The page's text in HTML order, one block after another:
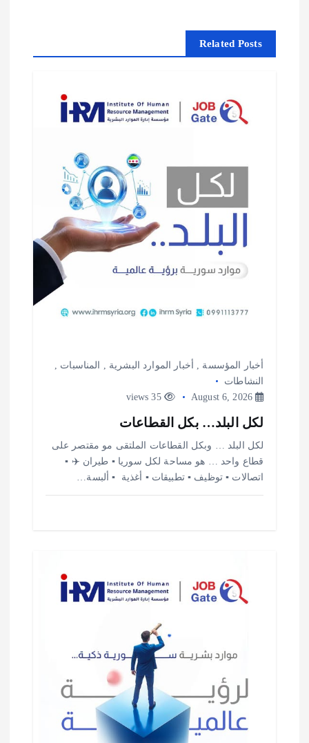
Related Posts
أخبار المؤسسة , أخبار الموارد البشرية , المناسبات ,
النشاطات
August 6, 2026
35 views
لكل البلد… بكل القطاعات
لكل البلد … وبكل القطاعات الملتقى مو مقتصر على
قطاع واحد … هو مساحة لكل سوريا ▪️ طيران ✈️ ▪️
اتصالات ▪️ توظيف ▪️ تطبيقات ▪️ أغذية ️ ▪️ ألبسة…